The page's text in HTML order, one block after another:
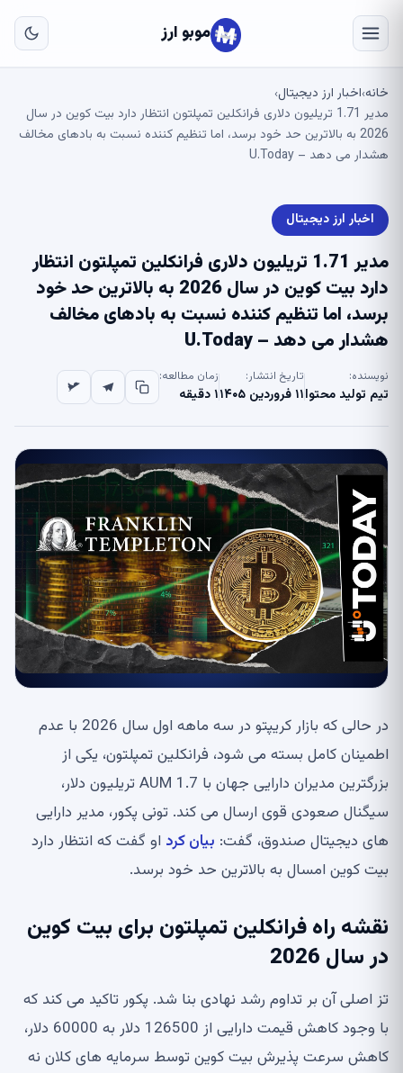
موبو ارز
خانه›اخبار ارز دیجیتال›
مدیر 1.71 تریلیون دلاری فرانکلین تمپلتون انتظار دارد بیت کوین در سال
2026 به بالاترین حد خود برسد، اما تنظیم کننده نسبت به بادهای مخالف
هشدار می دهد – U.Today
اخبار ارز دیجیتال
مدیر 1.71 تریلیون دلاری فرانکلین تمپلتون انتظار
دارد بیت کوین در سال 2026 به بالاترین حد خود
برسد، اما تنظیم کننده نسبت به بادهای مخالف
هشدار می دهد – U.Today
نویسنده:
تیم تولید محتوا
تاریخ انتشار:
۱۱ فروردین ۱۴۰۵
زمان مطالعه:
۱ دقیقه
در حالی که بازار کریپتو در سه ماهه اول سال 2026 با عدم
اطمینان کامل بسته می شود، فرانکلین تمپلتون، یکی از
بزرگترین مدیران دارایی جهان با AUM 1.7 تریلیون دلار،
سیگنال صعودی قوی ارسال می کند. تونی پکور، مدیر دارایی
های دیجیتال صندوق، گفت: بیان کرد او گفت که انتظار دارد
بیت کوین امسال به بالاترین حد خود برسد.
نقشه راه فرانکلین تمپلتون برای بیت کوین
در سال 2026
تز اصلی آن بر تداوم رشد نهادی بنا شد. پکور تاکید می کند که
با وجود کاهش قیمت دارایی از 126500 دلار به 60000 دلار،
کاهش سرعت پذیرش بیت کوین توسط سرمایه های کلان نه